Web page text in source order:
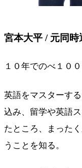
宮本大平 / 元同時
１０年でのべ１０
英語をマスターす
込み、留学や英語
たところ、まった
うことを知る。